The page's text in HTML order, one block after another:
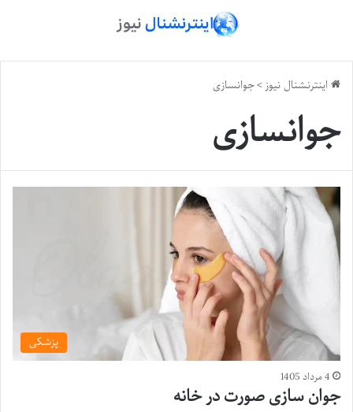
اینترنشنال نیوز>جوانسازی
جوانسازی
پزشکی
4 مرداد 1405
جوان سازی صورت در خانه